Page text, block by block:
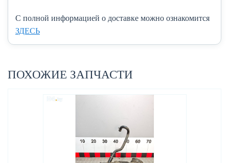
C полной информацией о доставке можно ознакомится
ЗДЕСЬ
ПОХОЖИЕ ЗАПЧАСТИ